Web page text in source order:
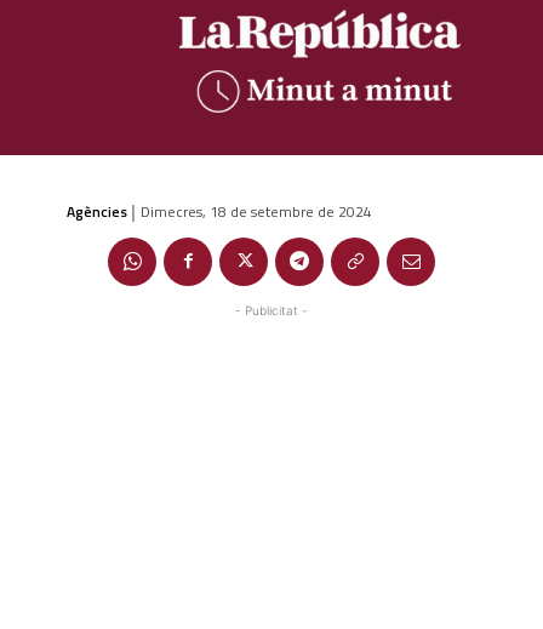
Agències | Dimecres, 18 de setembre de 2024
- Publicitat -